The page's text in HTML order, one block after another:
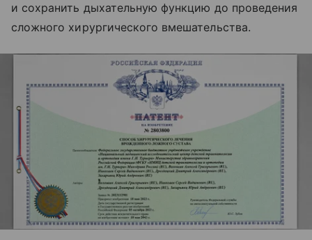
и сохранить дыхательную функцию до проведения
сложного хирургического вмешательства.